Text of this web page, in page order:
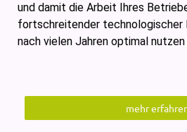
und damit die Arbeit Ihres
fortschreitender technologischer
nach vielen Jahren optimal nutzen
mehr